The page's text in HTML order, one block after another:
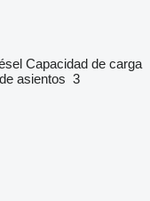
Capacidad de carga
asientos 3